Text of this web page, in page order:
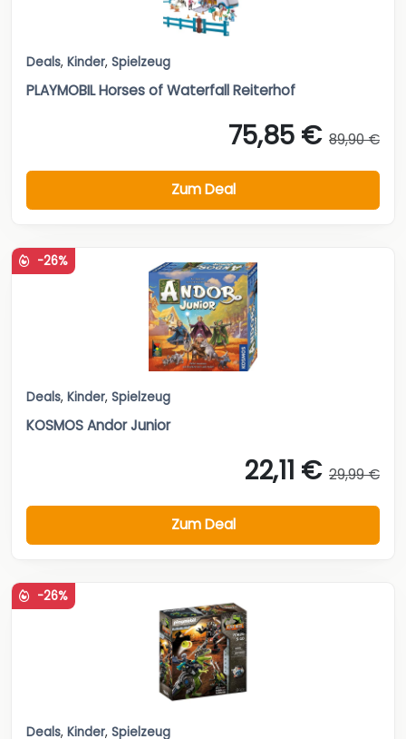
Deals, Kinder, Spielzeug
PLAYMOBIL Horses of Waterfall Reiterhof
75,85 € 89,90 €
Zum Deal
-26%
Deals, Kinder, Spielzeug
KOSMOS Andor Junior
22,11 € 29,99 €
Zum Deal
-26%
Deals, Kinder, Spielzeug